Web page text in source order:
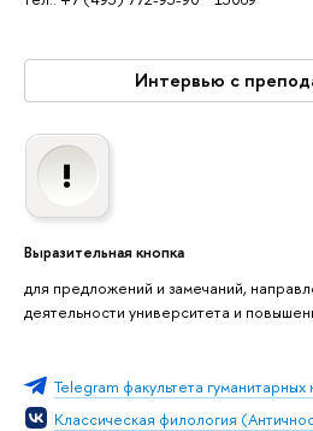
Интервью с
Выразительная кнопка
для предложений и замечаний,
деятельности университета и
Telegram факультета
Классическая филология